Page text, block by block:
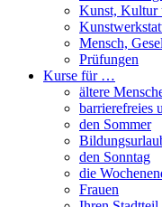
Kunst, Kultur
Mensch,
Prüfungen
Kurse für …
ältere
barrierefreies
den Sommer
den Sonntag
die
Frauen